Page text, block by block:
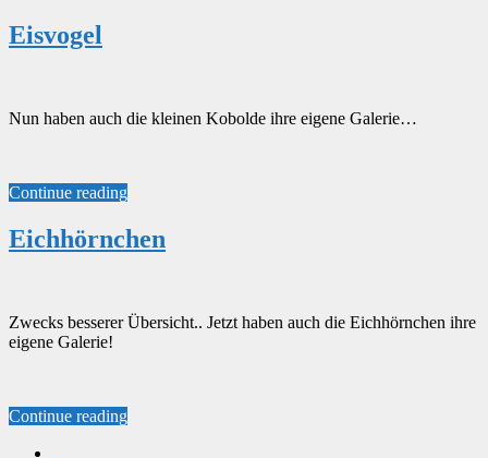
Eisvogel
Nun haben auch die kleinen Kobolde ihre eigene Galerie…
Continue reading
Eichhörnchen
Zwecks besserer Übersicht.. Jetzt haben auch die Eichhörnchen ihre
eigene Galerie!
Continue reading